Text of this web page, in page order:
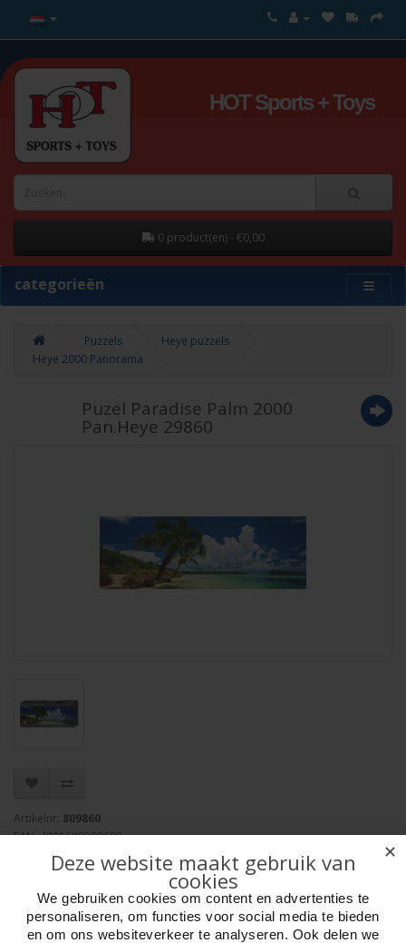
HOT Sports + Toys
0 product(en) - €0,00
categorieën
Puzzels
Heye puzzels
Heye 2000 Panorama
Puzel Paradise Palm 2000
Pan.Heye 29860
Artikelnr: 809860
EAN: 4001689298609
Verpakkingseenheid: 4
Minimum afname: 1
Merk:Heye Puzzle
✕
Deze website maakt gebruik van
cookies
We gebruiken cookies om content en advertenties te
personaliseren, om functies voor social media te bieden
en om ons websiteverkeer te analyseren. Ook delen we